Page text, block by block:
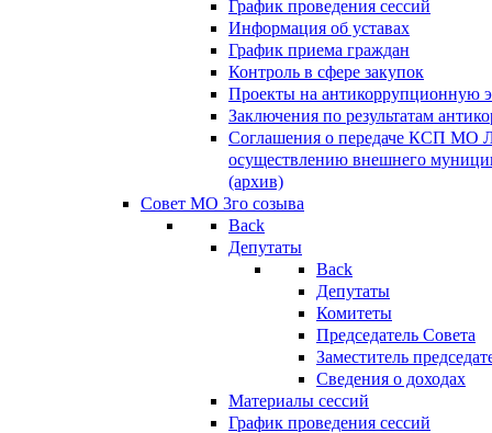
График проведения сессий
Информация об уставах
График приема граждан
Контроль в сфере закупок
Проекты на антикоррупционную
Заключения по результатам
Соглашения о передаче КСП МО
осуществлению внешнего
(архив)
Совет МО 3го созыва
Back
Депутаты
Back
Депутаты
Комитеты
Председатель Совета
Заместитель
Сведения о доходах
Материалы сессий
График проведения сессий